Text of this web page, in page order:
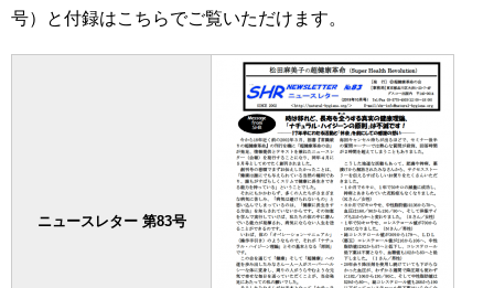
号）と付録はこちらでご覧いただけます。
ニュースレター 第83号